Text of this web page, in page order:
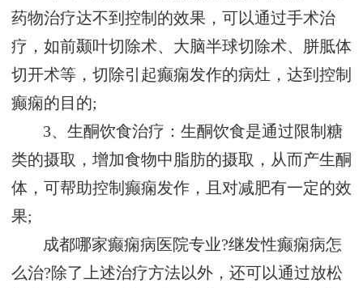
药物治疗达不到控制的效果，可以通过手术治
疗，如前颞叶切除术、大脑半球切除术、胼胝体
切开术等，切除引起癫痫发作的病灶，达到控制
癫痫的目的;
3、生酮饮食治疗：生酮饮食是通过限制糖
类的摄取，增加食物中脂肪的摄取，从而产生酮
体，可帮助控制癫痫发作，且对减肥有一定的效
果;
成都哪家癫痫病医院专业?继发性癫痫病怎
么治?除了上述治疗方法以外，还可以通过放松